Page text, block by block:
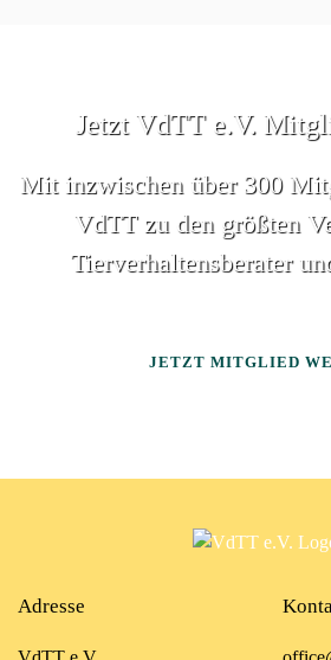
Jetzt VdTT e.V.
Mit inzwischen über 300
VdTT zu den größten
Tierverhaltensberater
JETZT MITGLIED
Adresse